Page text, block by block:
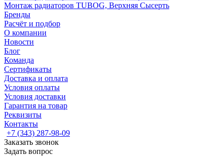
Монтаж радиаторов TUBOG, Верхняя Сысерть
Бренды
Расчёт и подбор
О компании
Новости
Блог
Команда
Сертификаты
Доставка и оплата
Условия оплаты
Условия доставки
Гарантия на товар
Реквизиты
Контакты
+7 (343) 287-98-09
Заказать звонок
Задать вопрос